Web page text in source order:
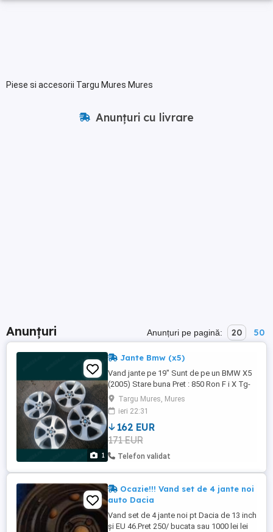
Piese si accesorii Targu Mures Mures
Anunțuri cu livrare
Anunțuri Anunțuri pe pagină: 20 50
1
Jante Bmw (x5)
Vand jante pe 19" Sunt de pe un BMW X5
(2005) Stare buna Pret : 850 Ron F i X Tg-
Mures 0730345599
Targu Mures, Mures
ieri 22:31
162 EUR
171 EUR
Telefon validat
Ocazie!!! Vand set de 4 jante noi
auto Dacia
Vand set de 4 jante noi pt Dacia de 13 inch
și EU 46.Pret 250/ bucata sau 1000 lei lei